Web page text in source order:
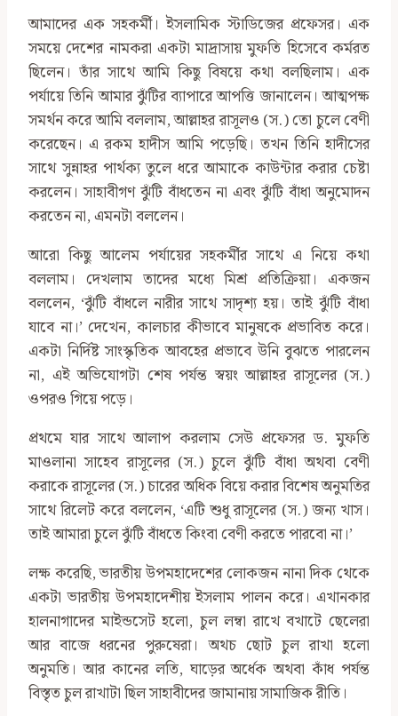
আমাদের এক সহকর্মী। ইসলামিক স্টাডিজের প্রফেসর। এক
সময়ে দেশের নামকরা একটা মাদ্রাসায় মুফতি হিসেবে কর্মরত
ছিলেন। তাঁর সাথে আমি কিছু বিষয়ে কথা বলছিলাম। এক
পর্যায়ে তিনি আমার ঝুঁটির ব্যাপারে আপত্তি জানালেন। আত্মপক্ষ
সমর্থন করে আমি বললাম, আল্লাহর রাসূলও (স.) তো চুলে বেণী
করেছেন। এ রকম হাদীস আমি পড়েছি। তখন তিনি হাদীসের
সাথে সুন্নাহর পার্থক্য তুলে ধরে আমাকে কাউন্টার করার চেষ্টা
করলেন। সাহাবীগণ ঝুঁটি বাঁধতেন না এবং ঝুঁটি বাঁধা অনুমোদন
করতেন না, এমনটা বললেন।
আরো কিছু আলেম পর্যায়ের সহকর্মীর সাথে এ নিয়ে কথা
বললাম। দেখলাম তাদের মধ্যে মিশ্র প্রতিক্রিয়া। একজন
বললেন, ‌‘ঝুঁটি বাঁধলে নারীর সাথে সাদৃশ্য হয়। তাই ঝুঁটি বাঁধা
যাবে না।’ দেখেন, কালচার কীভাবে মানুষকে প্রভাবিত করে।
একটা নির্দিষ্ট সাংস্কৃতিক আবহের প্রভাবে উনি বুঝতে পারলেন
না, এই অভিযোগটা শেষ পর্যন্ত স্বয়ং আল্লাহর রাসূলের (স.)
ওপরও গিয়ে পড়ে।
প্রথমে যার সাথে আলাপ করলাম সেউ প্রফেসর ড. মুফতি
মাওলানা সাহেব রাসূলের (স.) চুলে ঝুঁটি বাঁধা অথবা বেণী
করাকে রাসূলের (স.) চারের অধিক বিয়ে করার বিশেষ অনুমতির
সাথে রিলেট করে বললেন, ‌‘এটি শুধু রাসূলের (স.) জন্য খাস।
তাই আমারা চুলে ঝুঁটি বাঁধতে কিংবা বেণী করতে পারবো না।’
লক্ষ করেছি, ভারতীয় উপমহাদেশের লোকজন নানা দিক থেকে
একটা ভারতীয় উপমহাদেশীয় ইসলাম পালন করে। এখানকার
হালনাগাদের মাইন্ডসেট হলো, চুল লম্বা রাখে বখাটে ছেলেরা
আর বাজে ধরনের পুরুষেরা। অথচ ছোট চুল রাখা হলো
অনুমতি। আর কানের লতি, ঘাড়ের অর্ধেক অথবা কাঁধ পর্যন্ত
বিস্তৃত চুল রাখাটা ছিল সাহাবীদের জামানায় সামাজিক রীতি।